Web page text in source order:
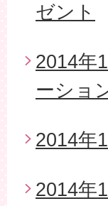
ゼント
2014年
ーショ
2014年
2014年